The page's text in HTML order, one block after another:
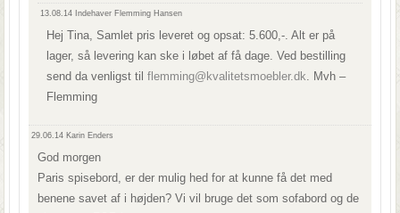
13.08.14 Indehaver Flemming Hansen
Hej Tina, Samlet pris leveret og opsat: 5.600,-. Alt er på
lager, så levering kan ske i løbet af få dage. Ved bestilling
send da venligst tilflemming@kvalitetsmoebler.dk. Mvh –
Flemming
29.06.14 Karin Enders
God morgen
Paris spisebord, er der mulig hed for at kunne få det med
benene savet af i højden? Vi vil bruge det som sofabord og de